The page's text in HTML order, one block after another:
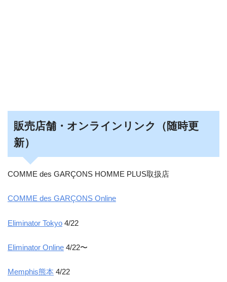
販売店舗・オンラインリンク（随時更
新）
COMME des GARÇONS HOMME PLUS取扱店
COMME des GARÇONS Online
Eliminator Tokyo 4/22
Eliminator Online 4/22〜
Memphis熊本 4/22